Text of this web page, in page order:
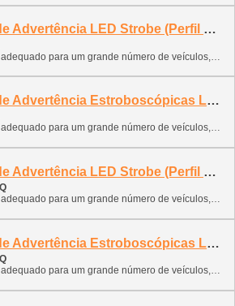
Luzes de Advertência LED Strobe (Perfil Médio)
número de veículos, desde carros e vans, caminhões pesados, veículos utilitários, caminhões de lixo e reciclagem, varredores de rua, agrícolas, até escavadeiras.
Luzes de Advertência Estroboscópicas LED (Perfil Alto)
número de veículos, desde carros e vans, caminhões pesados, veículos utilitários, caminhões de lixo e reciclagem, varredores de rua, agrícolas, até escavadeiras.
Luzes de Advertência LED Strobe (Perfil Médio)
número de veículos, desde carros e vans, caminhões pesados, veículos utilitários, caminhões de lixo e reciclagem, varredores de rua, agrícolas, até escavadeiras.
Luzes de Advertência Estroboscópicas LED (Perfil Alto)
número de veículos, desde carros e vans, caminhões pesados, veículos utilitários, caminhões de lixo e reciclagem, varredores de rua, agrícolas, até escavadeiras.